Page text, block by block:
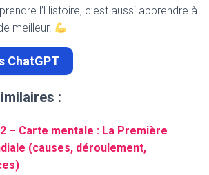
l’Histoire, c’est aussi apprendre à
meilleur.
ChatGPT
:
– Carte mentale : La Première
(causes, déroulement,